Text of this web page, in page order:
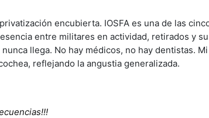
encubierta. IOSFA es una de las
entre militares en actividad, retirados y
llega. No hay médicos, no hay dentistas.
reflejando la angustia generalizada.